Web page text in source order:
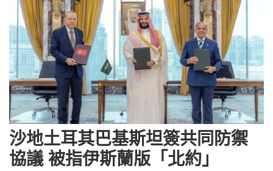
沙地土耳其巴基斯坦簽共同防禦
協議 被指伊斯蘭版「北約」